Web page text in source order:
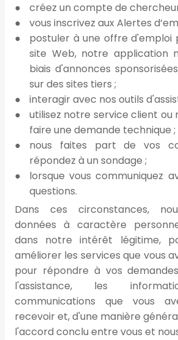
créez un compte de
vous inscrivez aux Alertes
postuler à une offre d'emploi
site Web, notre application
biais d'annonces
sur des sites tiers ;
interagir avec nos outils
utilisez notre service client ou
faire une demande technique ;
nous faites part de vos
répondez à un sondage ;
lorsque vous communiquez
questions.
Dans ces circonstances,
données à caractère
dans notre intérêt légitime,
améliorer les services que vous
pour répondre à vos
l'assistance, les
communications que vous
recevoir et, d'une manière
l'accord conclu entre vous et